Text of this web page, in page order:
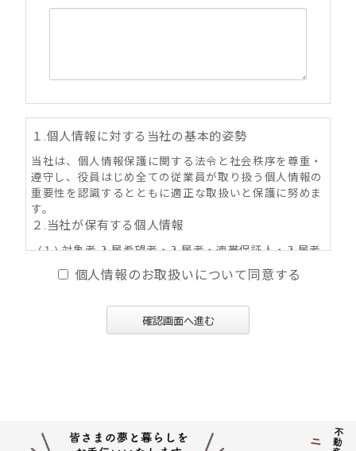
１.個人情報に対する当社の基本的姿勢
当社は、個人情報保護に関する法令と社会秩序を尊重・
遵守し、役員はじめ全ての従業員が取り扱う個人情報の
重要性を認識するとともに適正な取扱いと保護に努めま
す。
２.当社が保有する個人情報
(１) 対象者 入居希望者・入居者・連帯保証人・入居者
家族・同居人・不動産の所有者その他権利者
(２) 取得情報内容 住所・氏名・性別・生年月日・年
アドレス）・自宅電話番号・個人Ｅ-mail アドレス
(１) 不動産の賃貸、売買、交換、及びそれらの媒介・
個人情報のお取扱いについて同意する
確認画面へ進む